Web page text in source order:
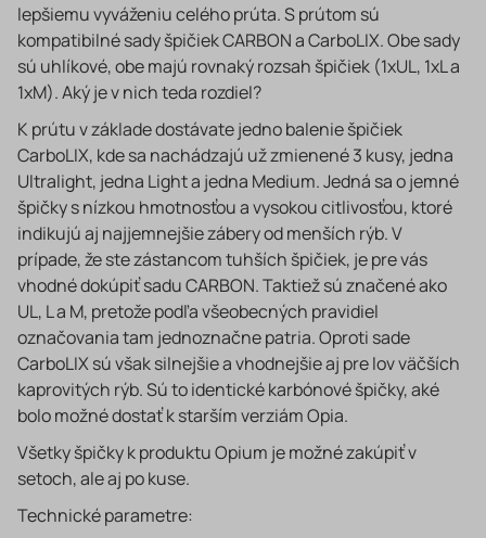
lepšiemu vyváženiu celého prúta. S prútom sú
kompatibilné sady špičiek CARBON a CarboLIX. Obe sady
sú uhlíkové, obe majú rovnaký rozsah špičiek (1xUL, 1xL a
1xM). Aký je v nich teda rozdiel?
K prútu v základe dostávate jedno balenie špičiek
CarboLIX, kde sa nachádzajú už zmienené 3 kusy, jedna
Ultralight, jedna Light a jedna Medium. Jedná sa o jemné
špičky s nízkou hmotnosťou a vysokou citlivosťou, ktoré
indikujú aj najjemnejšie zábery od menších rýb. V
prípade, že ste zástancom tuhších špičiek, je pre vás
vhodné dokúpiť sadu CARBON. Taktiež sú značené ako
UL, L a M, pretože podľa všeobecných pravidiel
označovania tam jednoznačne patria. Oproti sade
CarboLIX sú však silnejšie a vhodnejšie aj pre lov väčších
kaprovitých rýb. Sú to identické karbónové špičky, aké
bolo možné dostať k starším verziám Opia.
Všetky špičky k produktu Opium je možné zakúpiť v
setoch, ale aj po kuse.
Technické parametre: